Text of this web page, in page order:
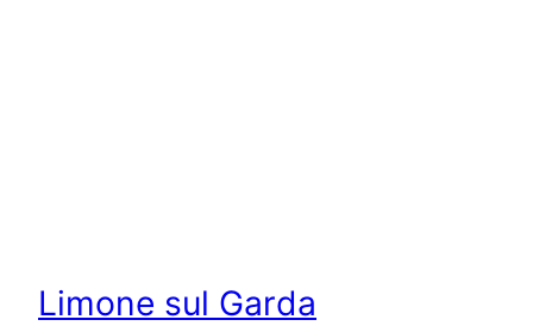
Limone sul Garda